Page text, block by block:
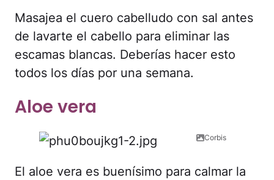
Masajea el cuero cabelludo con sal antes
de lavarte el cabello para eliminar las
escamas blancas. Deberías hacer esto
todos los días por una semana.
Aloe vera
Corbis
El aloe vera es buenísimo para calmar la